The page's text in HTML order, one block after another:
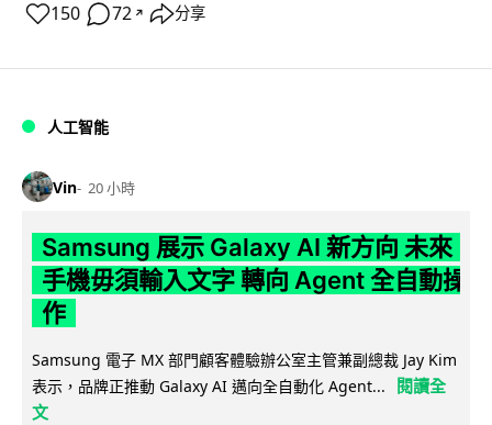
150 72 ↗ 分享
人工智能
Vin 20 小時
Samsung 展示 Galaxy AI 新方向 未來
手機毋須輸入文字 轉向 Agent 全自動操
作
Samsung 電子 MX 部門顧客體驗辦公室主管兼副總裁 Jay Kim
表示，品牌正推動 Galaxy AI 邁向全自動化 Agent...
閱讀全
文